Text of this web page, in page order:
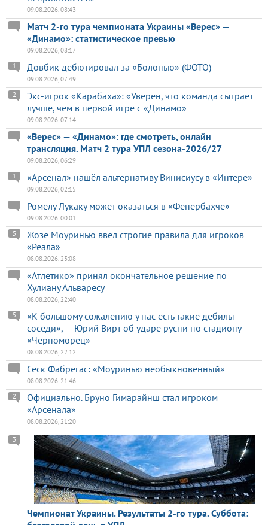
09.08.2026, 08:43
Матч 2-го тура чемпионата Украины «Верес» —
«Динамо»: статистическое превью
09.08.2026, 08:17
Довбик дебютировал за «Болонью» (ФОТО)
1
09.08.2026, 07:49
Экс-игрок «Карабаха»: «Уверен, что команда сыграет
лучше, чем в первой игре с «Динамо»
2
09.08.2026, 07:14
«Верес» — «Динамо»: где смотреть, онлайн
трансляция. Матч 2 тура УПЛ сезона-2026/27
09.08.2026, 06:29
«Арсенал» нашёл альтернативу Винисиусу в «Интере»
1
09.08.2026, 02:15
Ромелу Лукаку может оказаться в «Фенербахче»
09.08.2026, 00:01
Жозе Моуринью ввел строгие правила для игроков
«Реала»
5
08.08.2026, 23:08
«Атлетико» принял окончательное решение по
Хулиану Альваресу
08.08.2026, 22:40
«К большому сожалению у нас есть такие дебилы-
соседи», — Юрий Вирт об ударе русни по стадиону
«Черноморец»
5
08.08.2026, 22:12
Сеск Фабрегас: «Моуринью необыкновенный»
08.08.2026, 21:46
Официально. Бруно Гимарайнш стал игроком
«Арсенала»
2
08.08.2026, 21:20
Чемпионат Украины. Результаты 2-го тура. Суббота:
3